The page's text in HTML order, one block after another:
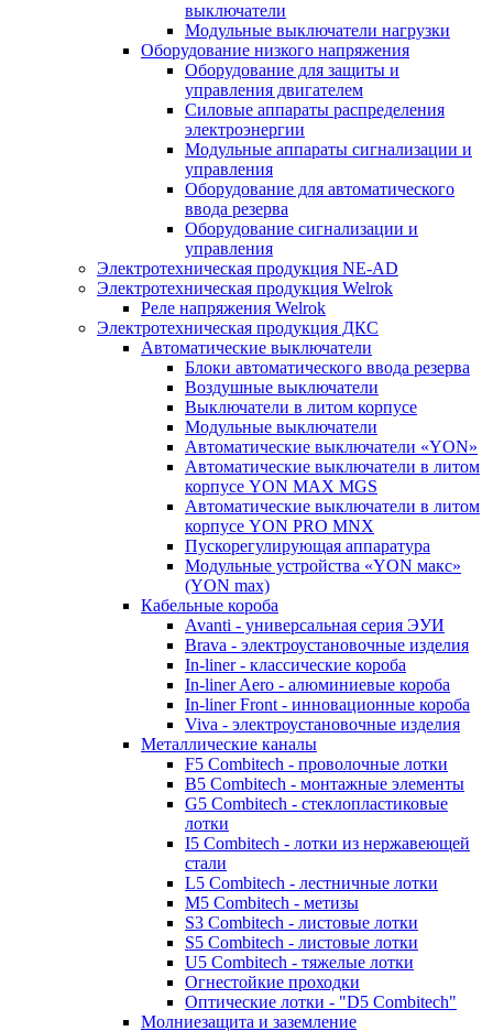
выключатели
Модульные выключатели нагрузки
Оборудование низкого напряжения
Оборудование для защиты и
управления двигателем
Силовые аппараты распределения
электроэнергии
Модульные аппараты сигнализации и
управления
Оборудование для автоматического
ввода резерва
Оборудование сигнализации и
управления
Электротехническая продукция NE-AD
Электротехническая продукция Welrok
Реле напряжения Welrok
Электротехническая продукция ДКС
Автоматические выключатели
Блоки автоматического ввода резерва
Воздушные выключатели
Выключатели в литом корпусе
Модульные выключатели
Автоматические выключатели «YON»
Автоматические выключатели в литом
корпусе YON MAX MGS
Автоматические выключатели в литом
корпусе YON PRO MNX
Пускорегулирующая аппаратура
Модульные устройства «YON макс»
(YON max)
Кабельные короба
Avanti - универсальная серия ЭУИ
Brava - электроустановочные изделия
In-liner - классические короба
In-liner Aero - алюминиевые короба
In-liner Front - инновационные короба
Viva - электроустановочные изделия
Металлические каналы
F5 Combitech - проволочные лотки
B5 Combitech - монтажные элементы
G5 Combitech - стеклопластиковые
лотки
I5 Combitech - лотки из нержавеющей
стали
L5 Combitech - лестничные лотки
M5 Combitech - метизы
S3 Combitech - листовые лотки
S5 Combitech - листовые лотки
U5 Combitech - тяжелые лотки
Огнестойкие проходки
Оптические лотки - "D5 Combitech"
Молниезащита и заземление